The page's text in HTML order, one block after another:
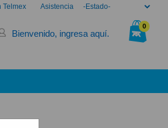
Asistencia
Telmex
0
Bienvenido, ingresa aquí.